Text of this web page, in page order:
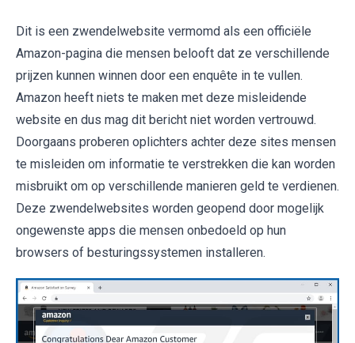
Dit is een zwendelwebsite vermomd als een officiële
Amazon-pagina die mensen belooft dat ze verschillende
prijzen kunnen winnen door een enquête in te vullen.
Amazon heeft niets te maken met deze misleidende
website en dus mag dit bericht niet worden vertrouwd.
Doorgaans proberen oplichters achter deze sites mensen
te misleiden om informatie te verstrekken die kan worden
misbruikt om op verschillende manieren geld te verdienen.
Deze zwendelwebsites worden geopend door mogelijk
ongewenste apps die mensen onbedoeld op hun
browsers of besturingssystemen installeren.